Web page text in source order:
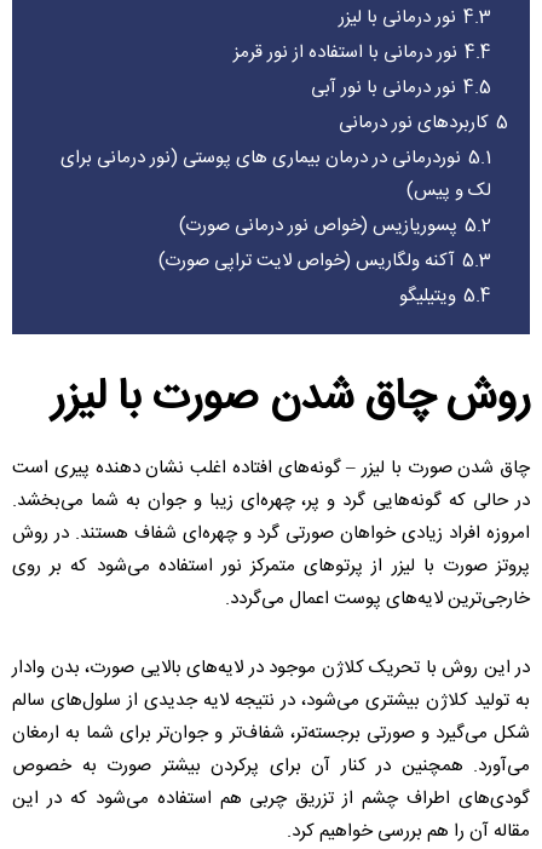
4.3 نور درمانی با لیزر
4.4 نور درمانی با استفاده از نور قرمز
4.5 نور درمانی با نور آبی
5 کاربردهای نور درمانی
5.1 نوردرمانی در درمان بیماری های پوستی (نور درمانی برای
لک و پیس)
5.2 پسوریازیس (خواص نور درمانی صورت)
5.3 آکنه ولگاریس (خواص لایت تراپی صورت)
5.4 ویتیلیگو
روش چاق شدن صورت با لیزر
چاق شدن صورت با لیزر – گونه‌های افتاده اغلب نشان دهنده پیری است
در حالی که گونه‌هایی گرد و پر، چهره‌ای زیبا و جوان به شما می‌بخشد.
امروزه افراد زیادی خواهان صورتی گرد و چهره‌ای شفاف‌ هستند. در روش
پروتز صورت با لیزر از پرتوهای متمرکز نور استفاده می‌شود که بر روی
خارجی‌ترین لایه‌های پوست اعمال می‌گردد.
در این روش با تحریک کلاژن موجود در لایه‌های بالایی صورت، بدن وادار
به تولید کلاژن بیشتری می‌شود، در نتیجه لایه‌ جدیدی از سلول‌های سالم
شکل می‌گیرد و صورتی برجسته‌تر، شفاف‌تر و جوان‌تر برای شما به ارمغان
می‌آورد. همچنین در کنار آن برای پرکردن بیشتر صورت به خصوص
گودی‌های اطراف چشم از تزریق چربی هم استفاده می‌شود که در این
مقاله آن را هم بررسی خواهیم کرد.